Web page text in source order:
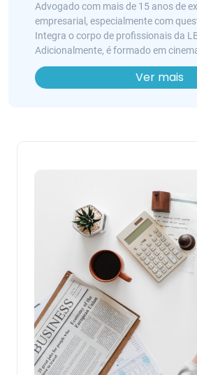
Advogado com mais de 15 anos de
empresarial, especialmente com
Integra o corpo de profissionais da
Adicionalmente, é formado em
participou como diretor, roteirista e
curta-metragens e peças de teatro,
Ver mais